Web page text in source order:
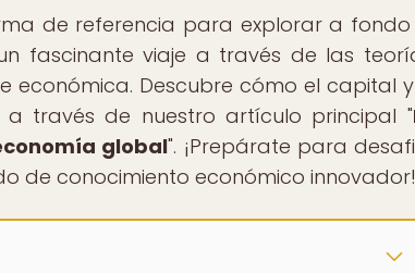
de referencia para explorar a fondo
fascinante viaje a través de las
económica. Descubre cómo el capital
través de nuestro artículo principal "
global". ¡Prepárate para
de conocimiento económico innovador!